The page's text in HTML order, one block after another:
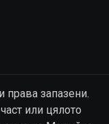
запазени.
или цялото